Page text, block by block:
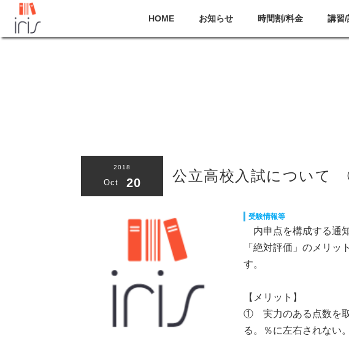
HOME お知らせ 時間割/料金 講習/
2018
Oct 20 公立高校入試につい
受験情報等
内申点を構成する通
「絶対評価」のメリッ
す。
【メリット】
① 実力のある点数を取
る。％に左右されない。